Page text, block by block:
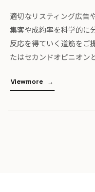
適切なリスティング広告
集客や成約率を科学的に
反応を得ていく道筋をご
たはセカンドオピニオン
Viewmore